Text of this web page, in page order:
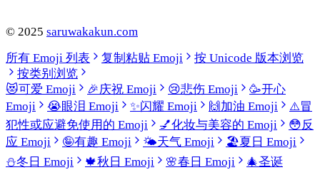
© 2025 saruwakakun.com
所有 Emoji 列表
复制粘贴 Emoji
按 Unicode 版本浏览
按类别浏览
😻可爱 Emoji 🎉庆祝 Emoji 😢悲伤 Emoji 🥳开心
Emoji
😭眼泪 Emoji ✨闪耀 Emoji 🙌 加油 Emoji ⚠️冒
犯性或应避免使用的 Emoji
💅化妆与美容的 Emoji 😳反
应 Emoji
🤪有趣 Emoji 🌤️天气 Emoji 🏖️夏日 Emoji
⛄冬日 Emoji 🍁秋日 Emoji 🌸春日 Emoji 🎄圣诞